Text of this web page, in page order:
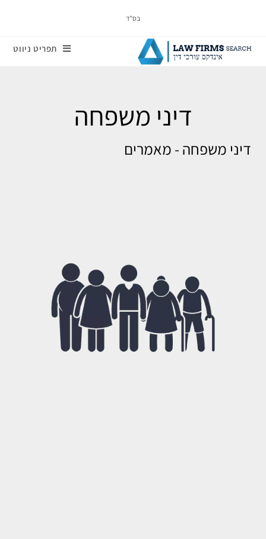
בס"ד
תפריט ניווט
דיני משפחה
דיני משפחה - מאמרים